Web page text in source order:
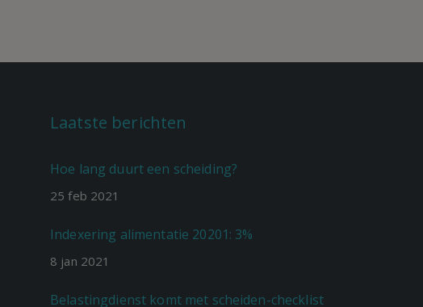
Laatste berichten
Hoe lang duurt een scheiding?
25 feb 2021
Indexering alimentatie 20201: 3%
8 jan 2021
Belastingdienst komt met scheiden-checklist